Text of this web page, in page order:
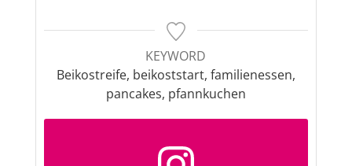
KEYWORD
Beikostreife, beikoststart, familienessen,
pancakes, pfannkuchen